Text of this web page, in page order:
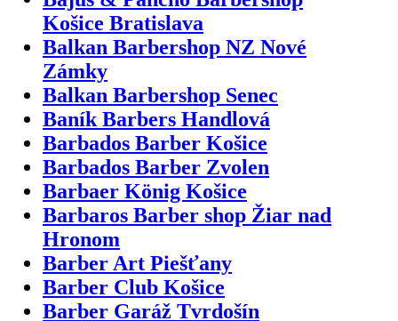
Košice Bratislava
Balkan Barbershop NZ Nové
Zámky
Balkan Barbershop Senec
Baník Barbers Handlová
Barbados Barber Košice
Barbados Barber Zvolen
Barbaer König Košice
Barbaros Barber shop Žiar nad
Hronom
Barber Art Piešťany
Barber Club Košice
Barber Garáž Tvrdošín